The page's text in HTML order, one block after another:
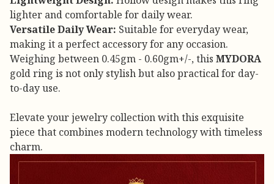
lighter and comfortable for daily wear.
Versatile Daily Wear: Suitable for everyday wear,
making it a perfect accessory for any occasion.
Weighing between 0.45gm - 0.60gm+/-, this MYDORA
gold ring is not only stylish but also practical for day-
to-day use.
Elevate your jewelry collection with this exquisite
piece that combines modern technology with timeless
charm.